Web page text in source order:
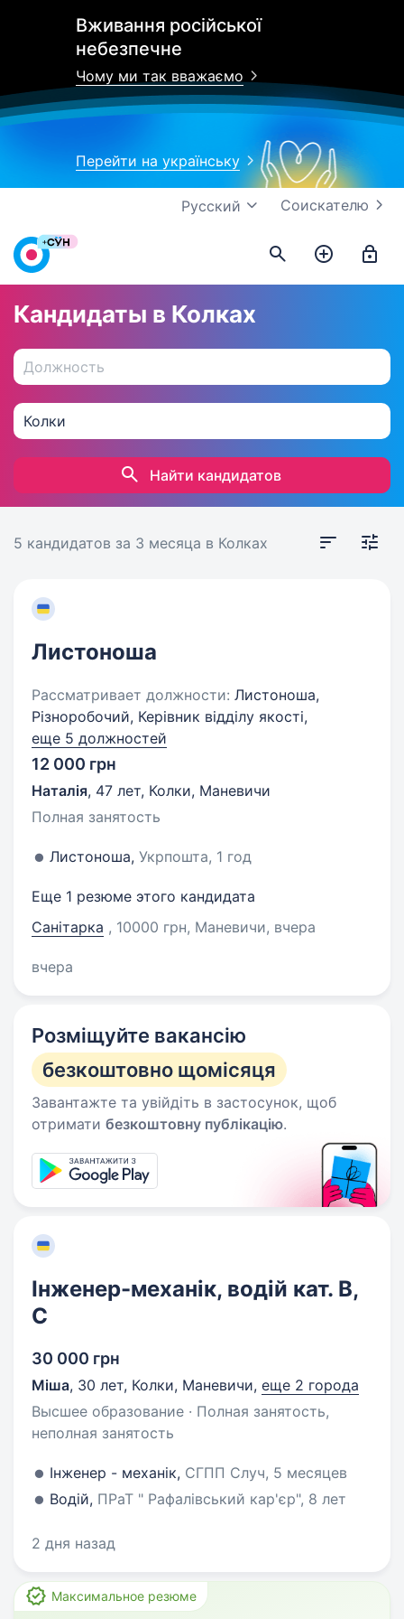
Вживання російської
небезпечне
Чому ми так вважаємо
Перейти на українську
Соискателю
Русский
Кандидаты в Колках
Найти кандидатов
5 кандидатов за 3 месяца в Колках
Листоноша
Рассматривает должности: Листоноша,
Різноробочий, Керівник відділу якості,
еще 5 должностей
12 000 грн
Наталія, 47 лет, Колки, Маневичи
Полная занятость
Листоноша, Укрпошта, 1 год
Еще 1 резюме этого кандидата
Санітарка , 10000 грн, Маневичи, вчера
вчера
Розміщуйте вакансію
безкоштовно щомісяця
Завантажте та увійдіть в застосунок, щоб
отримати безкоштовну публікацію.
Інженер-механік, водій кат. В,
С
30 000 грн
Міша, 30 лет, Колки, Маневичи, еще 2 города
Высшее образование · Полная занятость,
неполная занятость
Інженер - механік, СГПП Случ, 5 месяцев
Водій, ПРаТ " Рафалівський кар'єр", 8 лет
2 дня назад
Максимальное резюме